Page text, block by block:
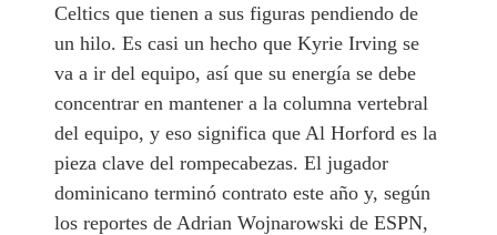
Celtics que tienen a sus figuras pendiendo de
un hilo. Es casi un hecho que Kyrie Irving se
va a ir del equipo, así que su energía se debe
concentrar en mantener a la columna vertebral
del equipo, y eso significa que Al Horford es la
pieza clave del rompecabezas. El jugador
dominicano terminó contrato este año y, según
los reportes de Adrian Wojnarowski de ESPN,